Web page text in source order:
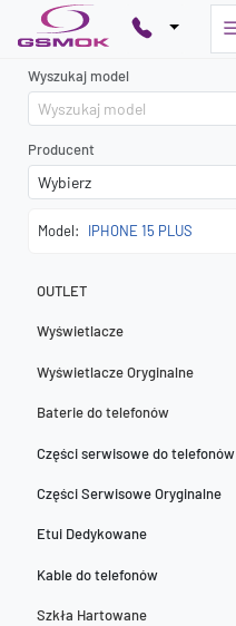
Wyszukaj model
Producent
Model: IPHONE 15 PLUS
OUTLET
Wyświetlacze
Wyświetlacze Oryginalne
Baterie do telefonów
Części serwisowe do telefonów
Części Serwisowe Oryginalne
Etui Dedykowane
Kable do telefonów
Szkła Hartowane